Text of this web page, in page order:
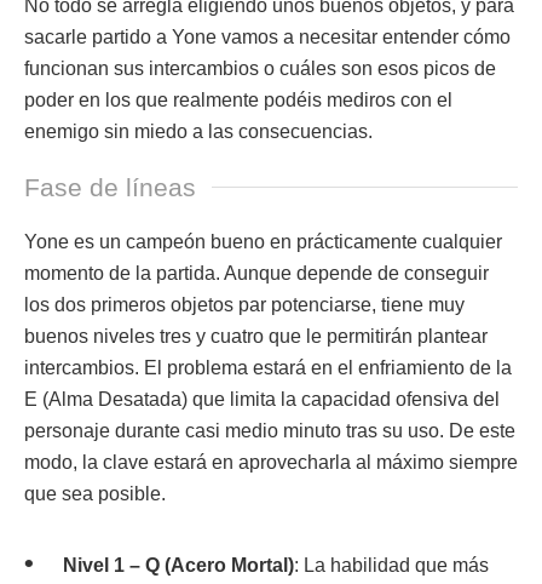
No todo se arregla eligiendo unos buenos objetos, y para
sacarle partido a Yone vamos a necesitar entender cómo
funcionan sus intercambios o cuáles son esos picos de
poder en los que realmente podéis mediros con el
enemigo sin miedo a las consecuencias.
Fase de líneas
Yone es un campeón bueno en prácticamente cualquier
momento de la partida. Aunque depende de conseguir
los dos primeros objetos par potenciarse, tiene muy
buenos niveles tres y cuatro que le permitirán plantear
intercambios. El problema estará en el enfriamiento de la
E (Alma Desatada) que limita la capacidad ofensiva del
personaje durante casi medio minuto tras su uso. De este
modo, la clave estará en aprovecharla al máximo siempre
que sea posible.
Nivel 1 – Q (Acero Mortal): La habilidad que más